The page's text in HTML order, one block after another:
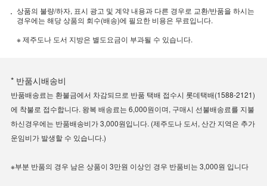
상품의 불량/하자, 표시 광고 및 계약 내용과 다른 경우로 교환/반품을 하시는
경우에는 해당 상품의 회수(배송)에 필요한 비용은 무료입니다.
※ 제주도나 도서 지방은 별도요금이 부과될 수 있습니다.
* 반품시배송비
반품배송료는 환불금에서 차감되므로 반품 택배 접수시 롯데택배(1588-2121)
에 착불로 접수합니다. 왕복 배송료는 6,000원이며, 구매시 선불배송료를 지불
하신경우에는 반품배송비가 3,000원입니다. (제주도나 도서, 산간 지역은 추가
운임비가 발생할 수 있습니다.)
※부분 반품의 경우 남은 상품이 3만원 이상인 경우 반품비는 3,000원 입니다